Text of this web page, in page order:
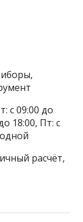
с 09:00 до
18:00, Пт: с
расчёт,